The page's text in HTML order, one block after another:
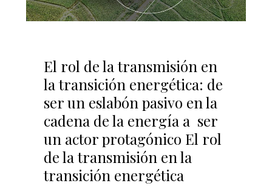
El rol de la transmisión en
la transición energética: de
ser un eslabón pasivo en la
cadena de la energía a ser
un actor protagónico El rol
de la transmisión en la
transición energética